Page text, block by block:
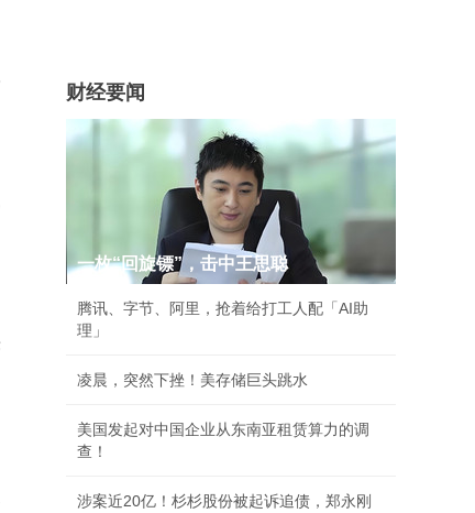
财经要闻
一枚“回旋镖”，击中王思聪
腾讯、字节、阿里，抢着给打工人配「AI助
理」
凌晨，突然下挫！美存储巨头跳水
美国发起对中国企业从东南亚租赁算力的调
查！
涉案近20亿！杉杉股份被起诉追债，郑永刚